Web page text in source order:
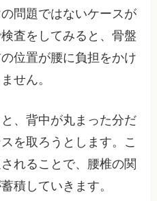
問題ではないケースが
査をしてみると、骨盤
位置が腰に負担をかけ
せん。
、背中が丸まった分だ
を取ろうとします。こ
れることで、腰椎の関
積していきます。